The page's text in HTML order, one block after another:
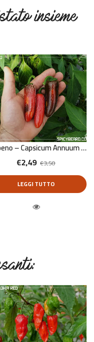
insieme
Jalapeno – Capsicum Annuum – 10 Semi Puri
€3,50
€2,49
LEGGI TUTTO